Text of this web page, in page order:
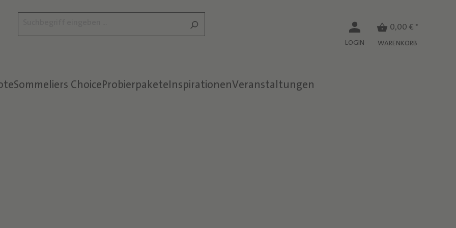
LOGIN
0,00 € *
WARENKORB
Sommeliers ChoiceProbierpaketeInspirationenVeranstaltungen